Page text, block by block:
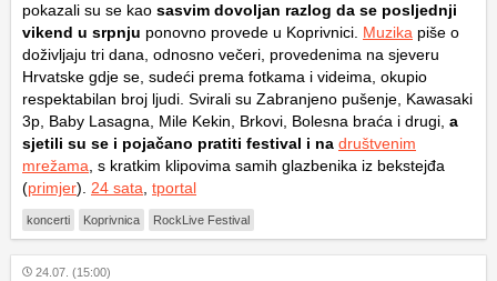
pokazali su se kao sasvim dovoljan razlog da se posljednji
vikend u srpnju ponovno provede u Koprivnici. Muzika piše o
doživljaju tri dana, odnosno večeri, provedenima na sjeveru
Hrvatske gdje se, sudeći prema fotkama i videima, okupio
respektabilan broj ljudi. Svirali su Zabranjeno pušenje, Kawasaki
3p, Baby Lasagna, Mile Kekin, Brkovi, Bolesna braća i drugi, a
sjetili su se i pojačano pratiti festival i na društvenim
mrežama , s kratkim klipovima samih glazbenika iz bekstejđa
(primjer). 24 sata tportal
koncerti Koprivnica RockLive Festival
24.07. (15:00)